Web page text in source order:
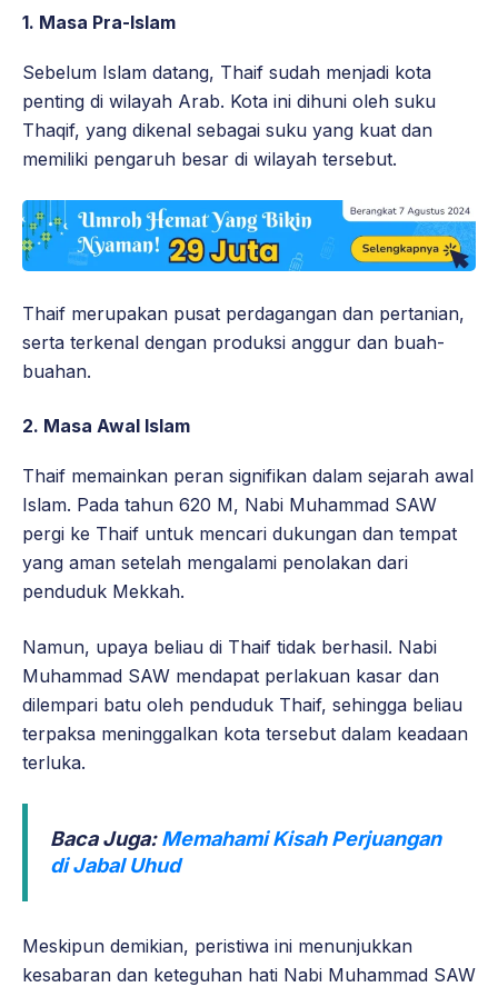
1. Masa Pra-Islam
Sebelum Islam datang, Thaif sudah menjadi kota
penting di wilayah Arab. Kota ini dihuni oleh suku
Thaqif, yang dikenal sebagai suku yang kuat dan
memiliki pengaruh besar di wilayah tersebut.
Thaif merupakan pusat perdagangan dan pertanian,
serta terkenal dengan produksi anggur dan buah-
buahan.
2. Masa Awal Islam
Thaif memainkan peran signifikan dalam sejarah awal
Islam. Pada tahun 620 M, Nabi Muhammad SAW
pergi ke Thaif untuk mencari dukungan dan tempat
yang aman setelah mengalami penolakan dari
penduduk Mekkah.
Namun, upaya beliau di Thaif tidak berhasil. Nabi
Muhammad SAW mendapat perlakuan kasar dan
dilempari batu oleh penduduk Thaif, sehingga beliau
terpaksa meninggalkan kota tersebut dalam keadaan
terluka.
Baca Juga:Memahami Kisah Perjuangan
di Jabal Uhud
Meskipun demikian, peristiwa ini menunjukkan
kesabaran dan keteguhan hati Nabi Muhammad SAW